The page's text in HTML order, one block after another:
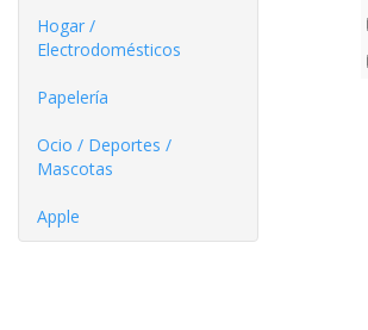
Hogar /
Electrodomésticos
Papelería
Ocio / Deportes /
Mascotas
Apple